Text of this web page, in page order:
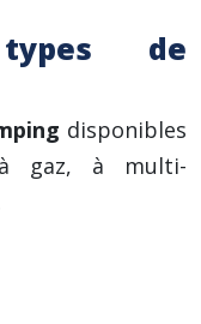
de
disponibles
gaz, à multi-